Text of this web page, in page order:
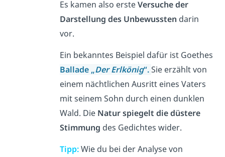
Es kamen also ersteVersuche der
Darstellung des Unbewussten darin
vor.
Ein bekanntes Beispiel dafür ist Goethes
Ballade „Der Erlkönig“.Sie erzählt von
einem nächtlichen Ausritt eines Vaters
mit seinem Sohn durch einen dunklen
Wald. Die Natur spiegelt die düstere
Stimmung des Gedichtes wider.
Tipp:Wie du bei der Analyse von